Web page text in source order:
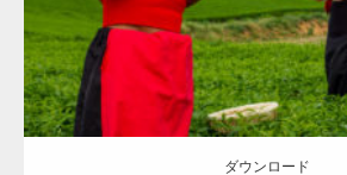
ダウンロード
ダウンロード